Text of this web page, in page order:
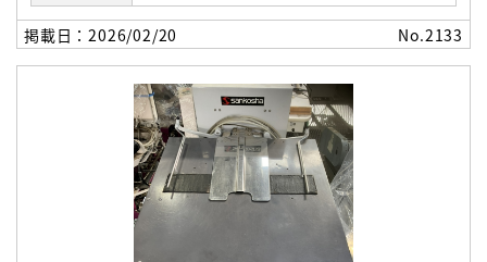
掲載日：2026/02/20 No.2133